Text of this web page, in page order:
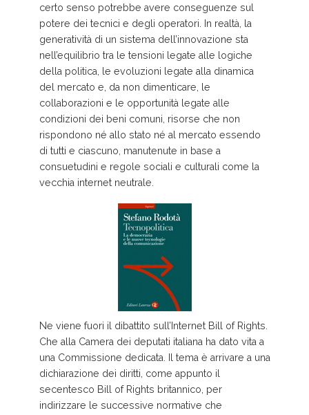
certo senso potrebbe avere conseguenze sul
potere dei tecnici e degli operatori. In realtà, la
generatività di un sistema dell’innovazione sta
nell’equilibrio tra le tensioni legate alle logiche
della politica, le evoluzioni legate alla dinamica
del mercato e, da non dimenticare, le
collaborazioni e le opportunità legate alle
condizioni dei beni comuni, risorse che non
rispondono né allo stato né al mercato essendo
di tutti e ciascuno, manutenute in base a
consuetudini e regole sociali e culturali come la
vecchia internet neutrale.
Ne viene fuori il dibattito sull’Internet Bill of Rights.
Che alla Camera dei deputati italiana ha dato vita a
una Commissione dedicata. Il tema è arrivare a una
dichiarazione dei diritti, come appunto il
secentesco Bill of Rights britannico, per
indirizzare le successive normative che